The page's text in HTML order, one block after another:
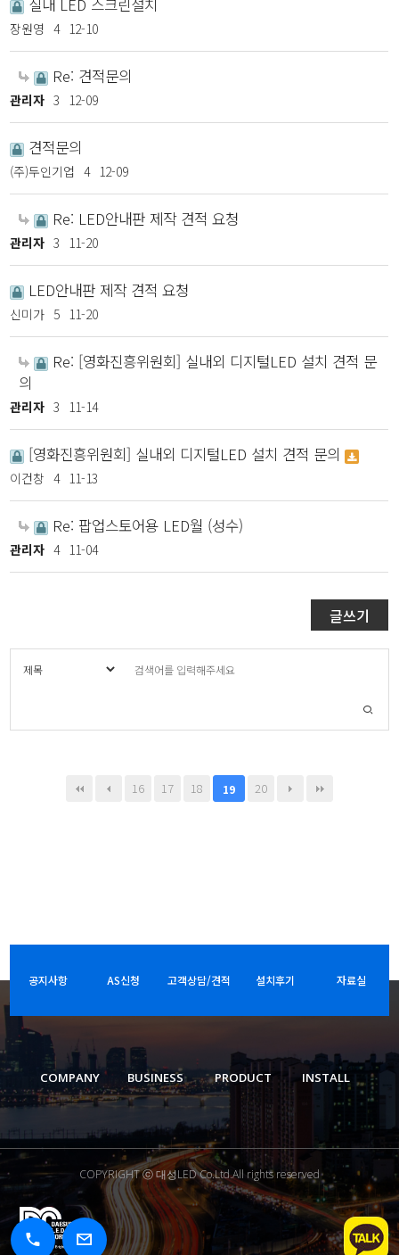
실내 LED 스크린설치
장원영 4 12-10
Re: 견적문의
관리자 3 12-09
견적문의
(주)두인기업 4 12-09
Re: LED안내판 제작 견적 요청
관리자 3 11-20
LED안내판 제작 견적 요청
신미가 5 11-20
Re: [영화진흥위원회] 실내외 디지털LED 설치 견적 문
의
관리자 3 11-14
[영화진흥위원회] 실내외 디지털LED 설치 견적 문의
이건창 4 11-13
Re: 팝업스토어용 LED월 (성수)
관리자 4 11-04
글쓰기
16 17 18 19 20
공지사항 AS신청 고객상담/견적 설치후기 자료실
COMPANY BUSINESS PRODUCT INSTALL
COPYRIGHT ⓒ 대성LED Co.Ltd.All rights reserved